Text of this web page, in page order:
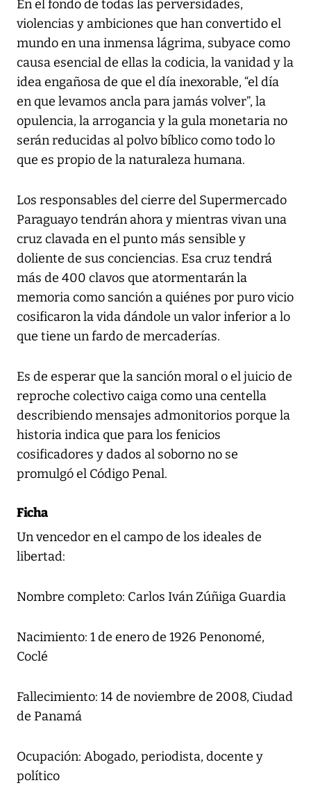
En el fondo de todas las perversidades,
violencias y ambiciones que han convertido el
mundo en una inmensa lágrima, subyace como
causa esencial de ellas la codicia, la vanidad y la
idea engañosa de que el día inexorable, “el día
en que levamos ancla para jamás volver”, la
opulencia, la arrogancia y la gula monetaria no
serán reducidas al polvo bíblico como todo lo
que es propio de la naturaleza humana.
Los responsables del cierre del Supermercado
Paraguayo tendrán ahora y mientras vivan una
cruz clavada en el punto más sensible y
doliente de sus conciencias. Esa cruz tendrá
más de 400 clavos que atormentarán la
memoria como sanción a quiénes por puro vicio
cosificaron la vida dándole un valor inferior a lo
que tiene un fardo de mercaderías.
Es de esperar que la sanción moral o el juicio de
reproche colectivo caiga como una centella
describiendo mensajes admonitorios porque la
historia indica que para los fenicios
cosificadores y dados al soborno no se
promulgó el Código Penal.
Ficha
Un vencedor en el campo de los ideales de
libertad:
Nombre completo: Carlos Iván Zúñiga Guardia
Nacimiento: 1 de enero de 1926 Penonomé,
Coclé
Fallecimiento: 14 de noviembre de 2008, Ciudad
de Panamá
Ocupación: Abogado, periodista, docente y
político